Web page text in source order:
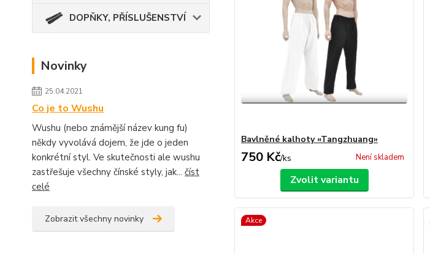
DOPŇKY, PŘÍSLUŠENSTVÍ
Novinky
25.04.2021
Co je to Wushu
Wushu (nebo známější název kung fu)
někdy vyvolává dojem, že jde o jeden
konkrétní styl. Ve skutečnosti ale wushu
zastřešuje všechny čínské styly, jak... číst
celé
Zobrazit všechny novinky
Bavlněné kalhoty «Tangzhuang»
750 Kč/ks Není skladem
Zvolit variantu
Akce